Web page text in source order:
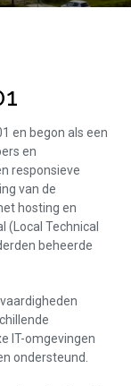
en begon als een
en
responsieve
van de
hosting en
(Local Technical
beheerde
IT-omgevingen
ondersteund.